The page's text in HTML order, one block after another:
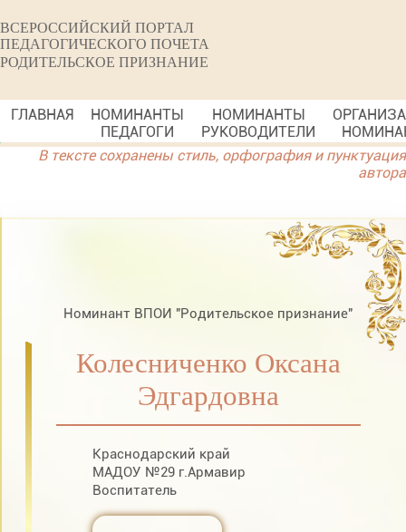
ВСЕРОССИЙСКИЙ ПОРТАЛ
ПЕДАГОГИЧЕСКОГО ПОЧЕТА
РОДИТЕЛЬСКОЕ ПРИЗНАНИЕ
ГЛАВНАЯ
НОМИНАНТЫ
ПЕДАГОГИ
НОМИНАНТЫ
РУКОВОДИТЕЛИ
В тексте сохранены стиль, орфография и пунктуация
автора
Номинант ВПОИ "Родительское признание"
Колесниченко Оксана
Эдгардовна
Краснодарский край
МАДОУ №29 г.Армавир
Воспитатель